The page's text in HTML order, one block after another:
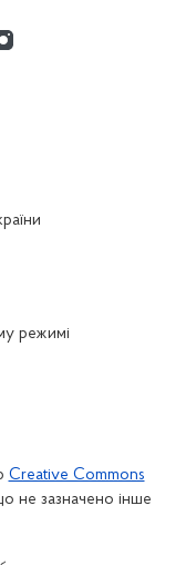
режимі
Creative Commons
не зазначено інше